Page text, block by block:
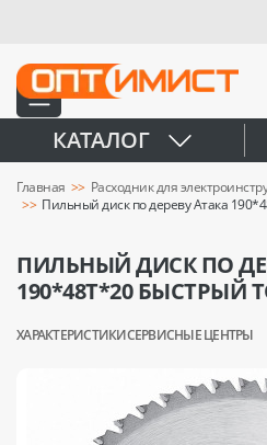
КАТАЛОГ
Главная Расходник для
Пильный диск по дереву Атака
ПИЛЬНЫЙ ДИСК ПО
190*48T*20 БЫСТРЫЙ
ХАРАКТЕРИСТИКИСЕРВИСНЫЕ ЦЕНТРЫ